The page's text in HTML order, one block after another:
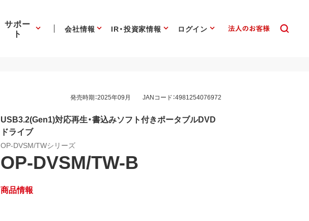
サポー
ト 会社情報 IR・投資家情報 ログイン
発売時期：2025年09月 JANコード：4981254076972
USB3.2(Gen1)対応再生・書込みソフト付きポータブルDVD
ドライブ
OP-DVSM/TWシリーズ
OP-DVSM/TW-B
商品情報